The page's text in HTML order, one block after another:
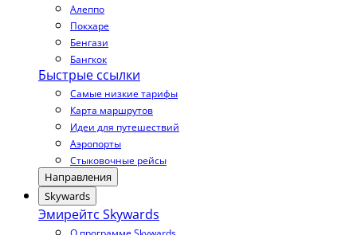
Алеппо
Покхаре
Бенгази
Бангкок
Быстрые ссылки
Самые низкие тарифы
Карта маршрутов
Идеи для путешествий
Аэропорты
Стыковочные рейсы
Направления
Skywards
Эмирейтс Skywards